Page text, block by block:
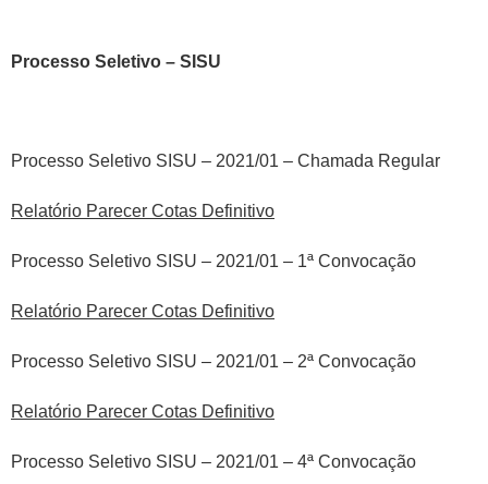
Processo Seletivo – SISU
Processo Seletivo SISU – 2021/01 – Chamada Regular
Relatório Parecer Cotas Definitivo
Processo Seletivo SISU – 2021/01 – 1ª Convocação
Relatório Parecer Cotas Definitivo
Processo Seletivo SISU – 2021/01 – 2ª Convocação
Relatório Parecer Cotas Definitivo
Processo Seletivo SISU – 2021/01 – 4ª Convocação